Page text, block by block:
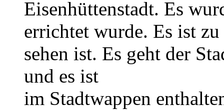
Eisenhüttenstadt. Es
errichtet wurde. Es ist
sehen ist. Es geht der
und es ist
im Stadtwappen